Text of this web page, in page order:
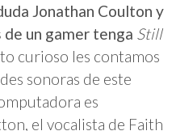
Jonathan Coulton y
de un gamer tenga Still
curioso les contamos
sonoras de este
es
el vocalista de Faith